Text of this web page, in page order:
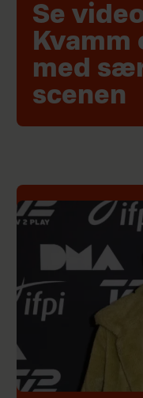
Se
Kvamm
med
scenen